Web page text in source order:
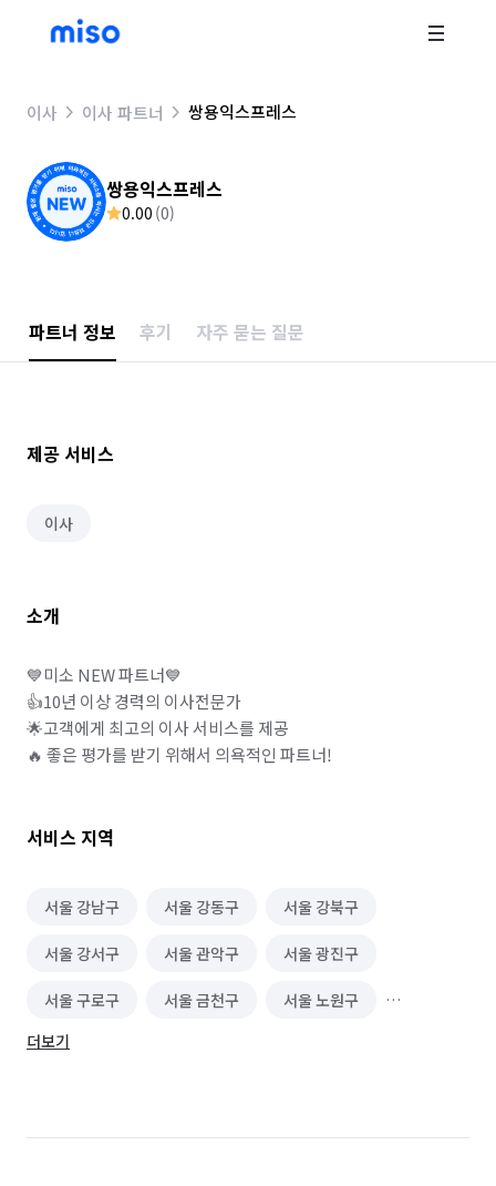
이사 이사 파트너 쌍용익스프레스
쌍용익스프레스
0.00 (0)
파트너 정보 후기 자주 묻는 질문
제공 서비스
이사
소개
💙미소 NEW 파트너💙
👍10년 이상 경력의 이사전문가
🌟고객에게 최고의 이사 서비스를 제공
🔥 좋은 평가를 받기 위해서 의욕적인 파트너!
서비스 지역
서울 강남구 서울 강동구 서울 강북구
서울 강서구 서울 관악구 서울 광진구
서울 구로구 서울 금천구 서울 노원구
서울 도봉구
서울 성동구 서울 성북구 서울 송파구
더보기